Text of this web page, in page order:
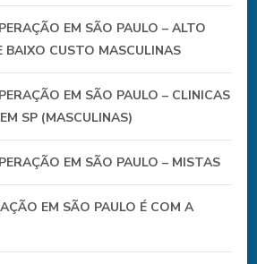
EM SÃO PAULO – ALTO
BAIXO CUSTO MASCULINAS
EM SÃO PAULO – CLINICAS
SP (MASCULINAS)
EM SÃO PAULO – MISTAS
EM SÃO PAULO É COM A